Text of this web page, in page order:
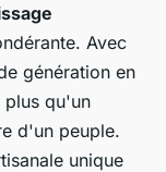
Avec
génération en
plus qu'un
d'un peuple.
unique